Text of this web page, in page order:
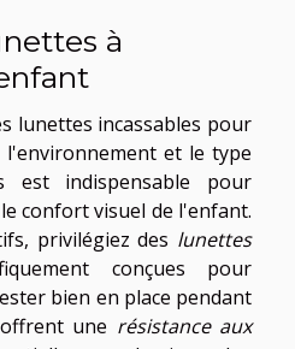
à
lunettes incassables pour
et le type
est indispensable pour
confort visuel de l'enfant.
privilégiez des lunettes
conçues pour
bien en place pendant
une résistance aux